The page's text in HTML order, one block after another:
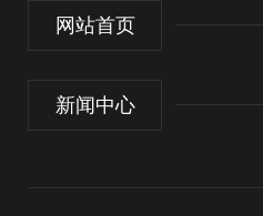
网站首页
新闻中心